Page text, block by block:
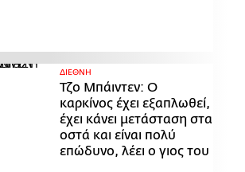
ΔΙΕΘΝΗ
Τζο Μπάιντεν: Ο
καρκίνος έχει εξαπλωθεί,
έχει κάνει μετάσταση στα
οστά και είναι πολύ
επώδυνο, λέει ο γιος του